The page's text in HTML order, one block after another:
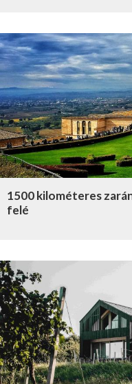
1500 kilométeres
felé